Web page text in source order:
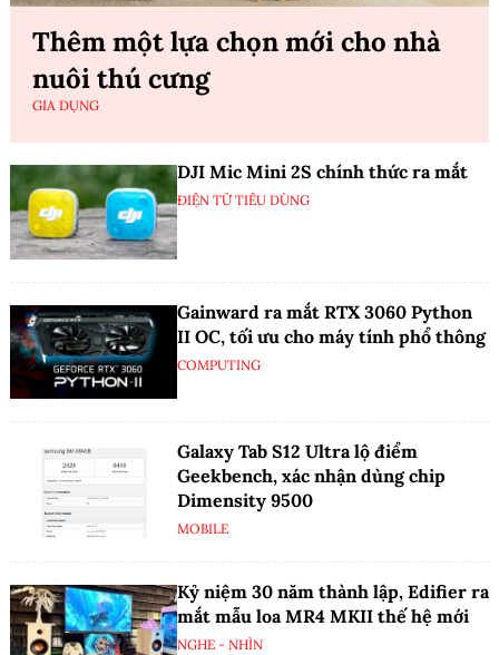
Thêm một lựa chọn mới cho nhà
nuôi thú cưng
GIA DỤNG
DJI Mic Mini 2S chính thức ra mắt
ĐIỆN TỬ TIÊU DÙNG
Gainward ra mắt RTX 3060 Python
II OC, tối ưu cho máy tính phổ thông
COMPUTING
Galaxy Tab S12 Ultra lộ điểm
Geekbench, xác nhận dùng chip
Dimensity 9500
MOBILE
Kỷ niệm 30 năm thành lập, Edifier ra
mắt mẫu loa MR4 MKII thế hệ mới
NGHE - NHÌN